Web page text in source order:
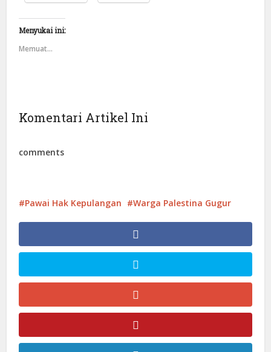
Menyukai ini:
Memuat...
Komentari Artikel Ini
comments
Pawai Hak Kepulangan Warga Palestina Gugur